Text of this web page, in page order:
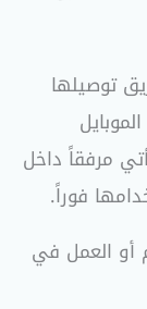
توصيلها
مرفقاً داخل
فوراً.
أو العمل في